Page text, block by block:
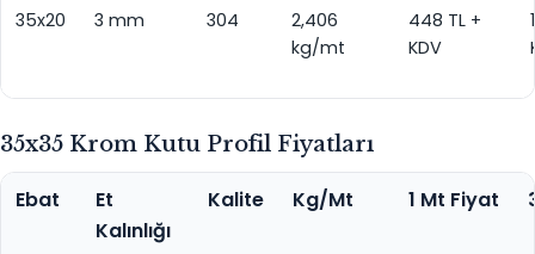
35x20 3 mm 304
2,406
kg/mt
448 TL +
KDV
35x35 Krom Kutu Profil Fiyatları
Ebat
Et
Kalınlığı
Kalite Kg/Mt 1 Mt Fiyat